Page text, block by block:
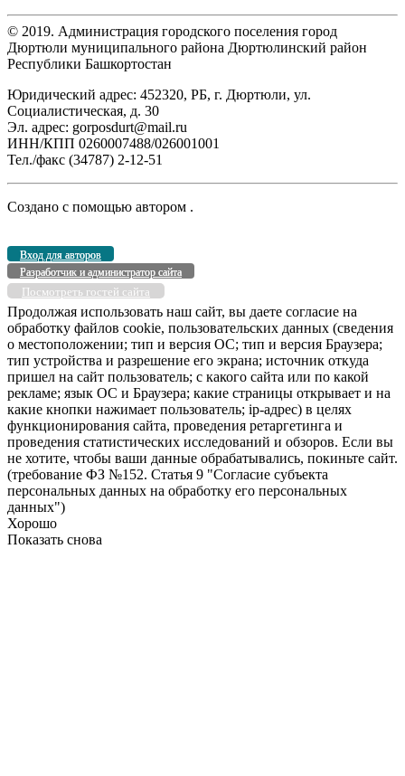
© 2019. Администрация городского поселения город
Дюртюли муниципального района Дюртюлинский район
Республики Башкортостан
Юридический адрес: 452320, РБ, г. Дюртюли, ул.
Социалистическая, д. 30
Эл. адрес: gorposdurt@mail.ru
ИНН/КПП 0260007488/026001001
Тел./факс (34787) 2-12-51
Создано с помощью автором .
Вход для авторов
Разработчик и администратор сайта
Посмотреть гостей сайта
Продолжая использовать наш сайт, вы даете согласие на
обработку файлов cookie, пользовательских данных (сведения
о местоположении; тип и версия ОС; тип и версия Браузера;
тип устройства и разрешение его экрана; источник откуда
пришел на сайт пользователь; с какого сайта или по какой
рекламе; язык ОС и Браузера; какие страницы открывает и на
какие кнопки нажимает пользователь; ip-адрес) в целях
функционирования сайта, проведения ретаргетинга и
проведения статистических исследований и обзоров. Если вы
не хотите, чтобы ваши данные обрабатывались, покиньте сайт.
(требование ФЗ №152. Статья 9 "Согласие субъекта
персональных данных на обработку его персональных
данных")
Хорошо
Показать снова